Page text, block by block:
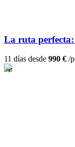
La ruta
11 días desde 990 € /